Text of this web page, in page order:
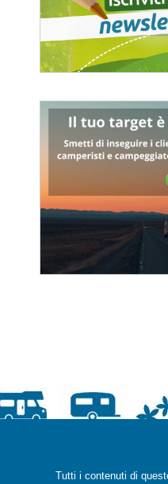
Tutti i contenuti di